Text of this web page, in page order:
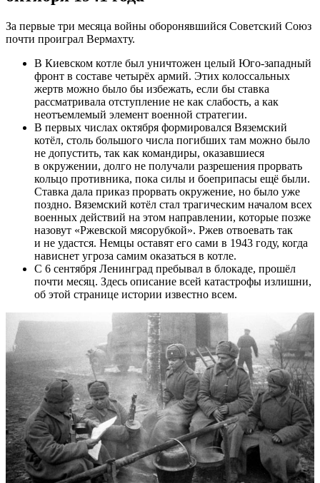
За первые три месяца войны оборонявшийся Советский Союз
почти проиграл Вермахту.
В Киевском котле был уничтожен целый Юго-западный
фронт в составе четырёх армий. Этих колоссальных
жертв можно было бы избежать, если бы ставка
рассматривала отступление не как слабость, а как
неотъемлемый элемент военной стратегии.
В первых числах октября формировался Вяземский
котёл, столь большого числа погибших там можно было
не допустить, так как командиры, оказавшиеся
в окружении, долго не получали разрешения прорвать
кольцо противника, пока силы и боеприпасы ещё были.
Ставка дала приказ прорвать окружение, но было уже
поздно. Вяземский котёл стал трагическим началом всех
военных действий на этом направлении, которые позже
назовут «Ржевской мясорубкой». Ржев отвоевать так
и не удастся. Немцы оставят его сами в 1943 году, когда
нависнет угроза самим оказаться в котле.
С 6 сентября Ленинград пребывал в блокаде, прошёл
почти месяц. Здесь описание всей катастрофы излишни,
об этой странице истории известно всем.